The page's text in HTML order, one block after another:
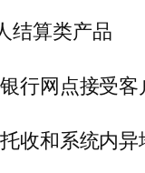
结算类产品
行网点接受
收和系统内